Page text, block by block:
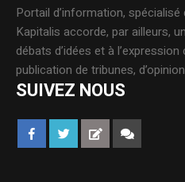
Portail d’information, spécialisé
Kapitalis accorde, par ailleurs,
débats d’idées et à
publication de tribunes,
SUIVEZ NOUS